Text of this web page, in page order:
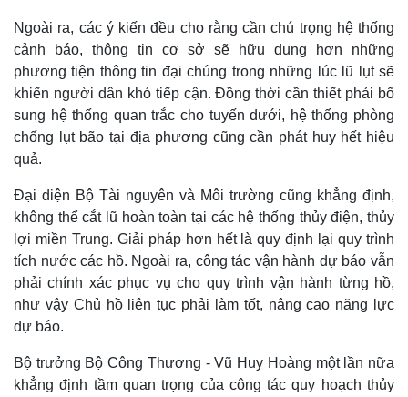
Ngoài ra, các ý kiến đều cho rằng cần chú trọng hệ thống
cảnh báo, thông tin cơ sở sẽ hữu dụng hơn những
phương tiện thông tin đại chúng trong những lúc lũ lụt sẽ
khiến người dân khó tiếp cận. Đồng thời cần thiết phải bổ
sung hệ thống quan trắc cho tuyến dưới, hệ thống phòng
chống lụt bão tại địa phương cũng cần phát huy hết hiệu
quả.
Đại diện Bộ Tài nguyên và Môi trường cũng khẳng định,
không thể cắt lũ hoàn toàn tại các hệ thống thủy điện, thủy
lợi miền Trung. Giải pháp hơn hết là quy định lại quy trình
tích nước các hồ. Ngoài ra, công tác vận hành dự báo vẫn
phải chính xác phục vụ cho quy trình vận hành từng hồ,
như vậy Chủ hồ liên tục phải làm tốt, nâng cao năng lực
dự báo.
Bộ trưởng Bộ Công Thương - Vũ Huy Hoàng một lần nữa
khẳng định tầm quan trọng của công tác quy hoạch thủy